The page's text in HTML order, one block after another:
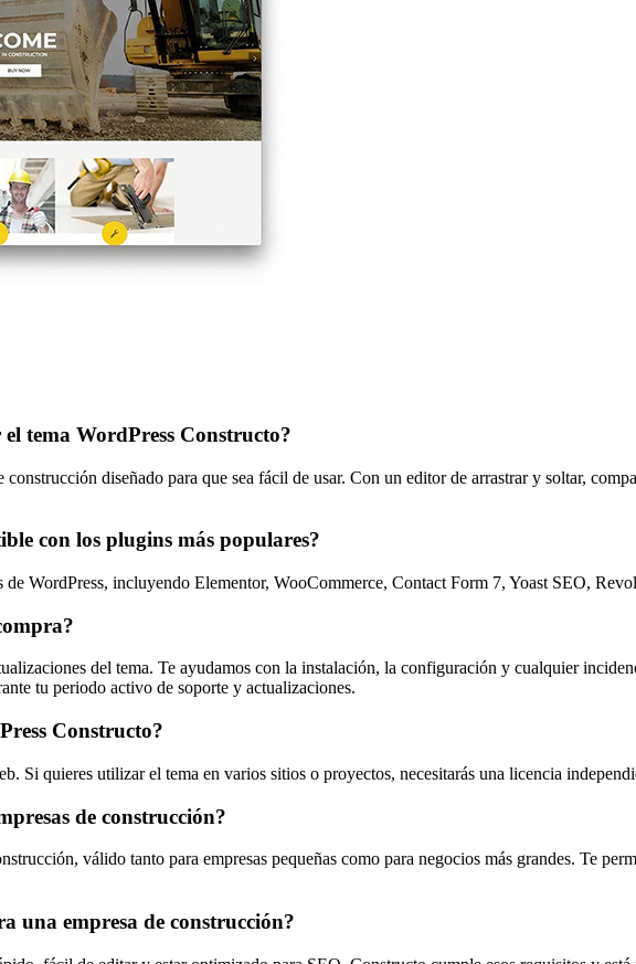
tema WordPress Constructo?
construcción diseñado para que sea fácil de usar. Con un editor de arrastrar y soltar,
con los plugins más populares?
WordPress, incluyendo Elementor, WooCommerce, Contact Form 7, Yoast SEO,
del tema. Te ayudamos con la instalación, la configuración y cualquier
tu periodo activo de soporte y actualizaciones.
Constructo?
Si quieres utilizar el tema en varios sitios o proyectos, necesitarás una licencia
de construcción?
válido tanto para empresas pequeñas como para negocios más grandes. Te
una empresa de construcción?